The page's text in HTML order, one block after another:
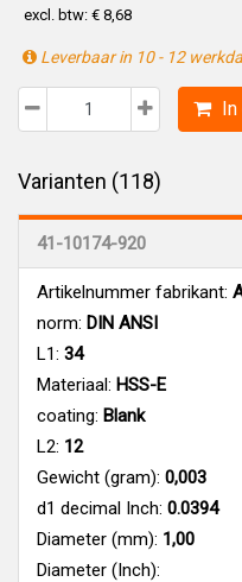
excl. btw: € 8,68
Leverbaar in 10 - 12
Varianten (118)
41-10174-920
Artikelnummer fabrikant:
norm: DIN ANSI
L1: 34
Materiaal: HSS-E
coating: Blank
L2: 12
Gewicht (gram): 0,003
d1 decimal Inch: 0.0394
Diameter (mm): 1,00
Diameter (Inch):